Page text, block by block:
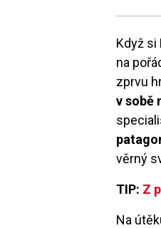
Když si
na
zprvu
v sobě
věrný
TIP: Z
Na